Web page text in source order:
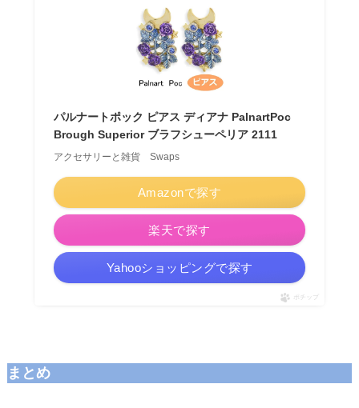
パルナートポック ピアス ディアナ PalnartPoc
Brough Superior ブラフシューペリア 2111
アクセサリーと雑貨 Swaps
Amazonで探す
楽天で探す
Yahooショッピングで探す
ポチップ
まとめ